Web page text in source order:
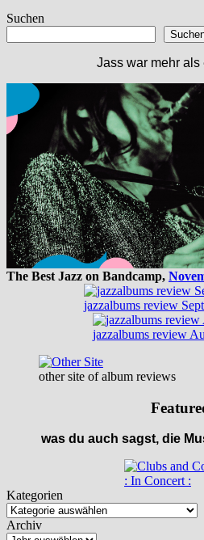
Suchen
Jass war mehr als
The Best Jazz on Bandcamp,
jazzalbums review
jazzalbums review
other site of album reviews
was du auch sagst, die
: In Concert :
Kategorien
Archiv